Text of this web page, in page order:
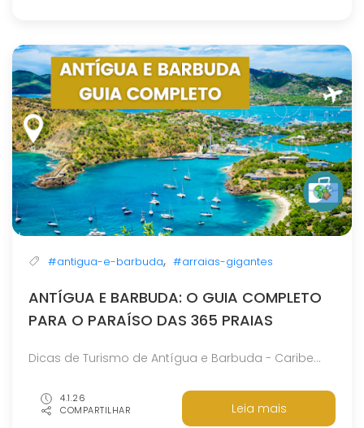
#antigua-e-barbuda, #arraias-gigantes
ANTÍGUA E BARBUDA: O GUIA COMPLETO
PARA O PARAÍSO DAS 365 PRAIAS
Dicas de Turismo de Antígua e Barbuda - Caribe...
Leia mais
4.1.26
COMPARTILHAR